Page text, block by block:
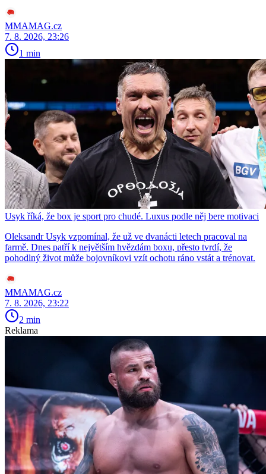
MMAMAG.cz
7. 8. 2026, 23:26
1 min
Usyk říká, že box je sport pro chudé. Luxus podle něj bere motivaci
Oleksandr Usyk vzpomínal, že už ve dvanácti letech pracoval na
farmě. Dnes patří k největším hvězdám boxu, přesto tvrdí, že
pohodlný život může bojovníkovi vzít ochotu ráno vstát a trénovat.
MMAMAG.cz
7. 8. 2026, 23:22
2 min
Reklama